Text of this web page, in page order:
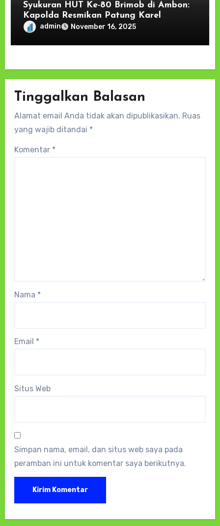
Syukuran HUT Ke-80 Brimob di Ambon:
Kapolda Resmikan Patung Karel
Satsuitubun dan Tegaskan Komitmen
“Brimob Presisi untuk Masyarakat
admin November 16, 2025
Tinggalkan Balasan
Alamat email Anda tidak akan dipublikasikan. Ruas
yang wajib ditandai *
Komentar *
Nama *
Email *
Situs Web
Simpan nama, email, dan situs web saya pada
peramban ini untuk komentar saya berikutnya.